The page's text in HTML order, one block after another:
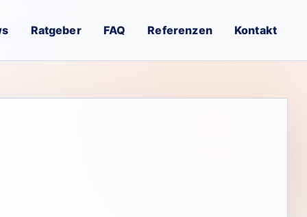
Ratgeber FAQ Referenzen Kontakt